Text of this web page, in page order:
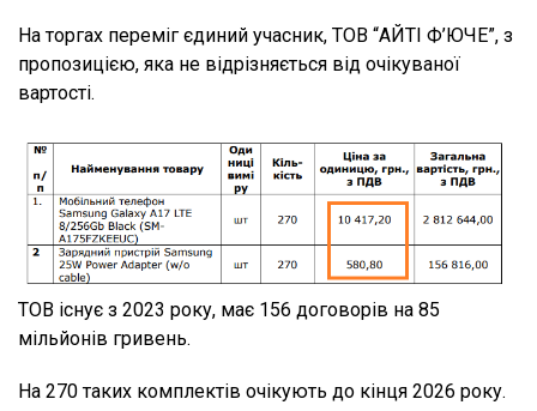
На торгах переміг єдиний учасник, ТОВ “АЙТІ Ф’ЮЧЕ”, з
пропозицією, яка не відрізняється від очікуваної
вартості.
ТОВ існує з 2023 року, має 156 договорів на 85
мільйонів гривень.
На 270 таких комплектів очікують до кінця 2026 року.